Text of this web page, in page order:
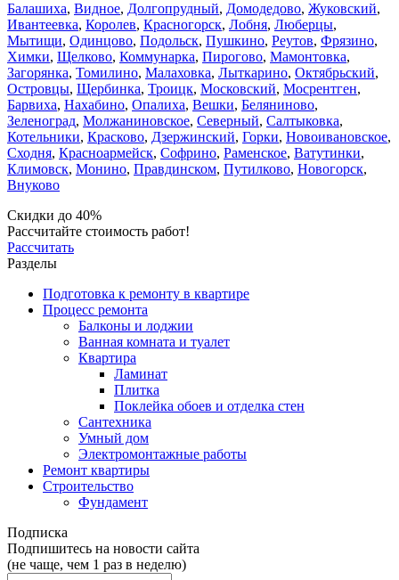
Балашиха, Видное, Долгопрудный, Домодедово, Жуковский,
Ивантеевка, Королев, Красногорск, Лобня, Люберцы,
Мытищи, Одинцово, Подольск, Пушкино, Реутов, Фрязино,
Химки, Щелково, Коммунарка, Пирогово, Мамонтовка,
Загорянка, Томилино, Малаховка, Лыткарино, Октябрьский,
Островцы, Щербинка, Троицк, Московский, Мосрентген,
Барвиха, Нахабино, Опалиха, Вешки, Беляниново,
Зеленоград, Молжаниновское, Северный, Салтыковка,
Котельники, Красково, Дзержинский, Горки, Новоивановское,
Сходня, Красноармейск, Софрино, Раменское, Ватутинки,
Климовск, Монино, Правдинском, Путилково, Новогорск,
Внуково
Скидки до 40%
Рассчитайте стоимость работ!
Рассчитать
Разделы
Подготовка к ремонту в квартире
Процесс ремонта
Балконы и лоджии
Ванная комната и туалет
Квартира
Ламинат
Плитка
Поклейка обоев и отделка стен
Сантехника
Умный дом
Электромонтажные работы
Ремонт квартиры
Строительство
Фундамент
Подписка
Подпишитесь на новости сайта
(не чаще, чем 1 раз в неделю)